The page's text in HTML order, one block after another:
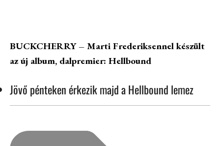
BUCKCHERRY – Marti Frederiksennel készült
az új album, dalpremier: Hellbound
Jövő pénteken érkezik majd a Hellbound lemez